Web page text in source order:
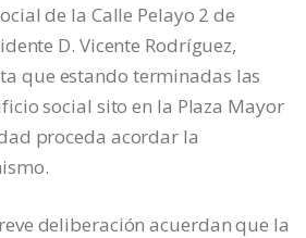
de la Calle Pelayo 2 de
D. Vicente Rodríguez,
que estando terminadas las
social sito en la Plaza Mayor
proceda acordar la
deliberación acuerdan que la